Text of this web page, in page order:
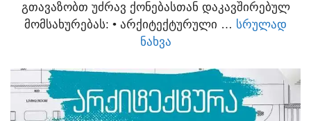
ᲒᲗᲐᲕᲐᲖᲝᲑᲗ ᲣᲫᲠᲐᲕ ᲥᲝᲜᲔᲑᲐᲡᲗᲐᲜ ᲓᲐᲙᲐᲕᲨᲘᲠᲔᲑᲣᲚ
ᲛᲝᲛᲡᲐᲮᲣᲠᲔᲑᲐᲡ:​ • ᲐᲠᲥᲘᲢᲔᲥᲢᲣᲠᲣᲚᲘ … ᲡᲠᲣᲚᲐᲓ
ᲜᲐᲮᲕᲐ